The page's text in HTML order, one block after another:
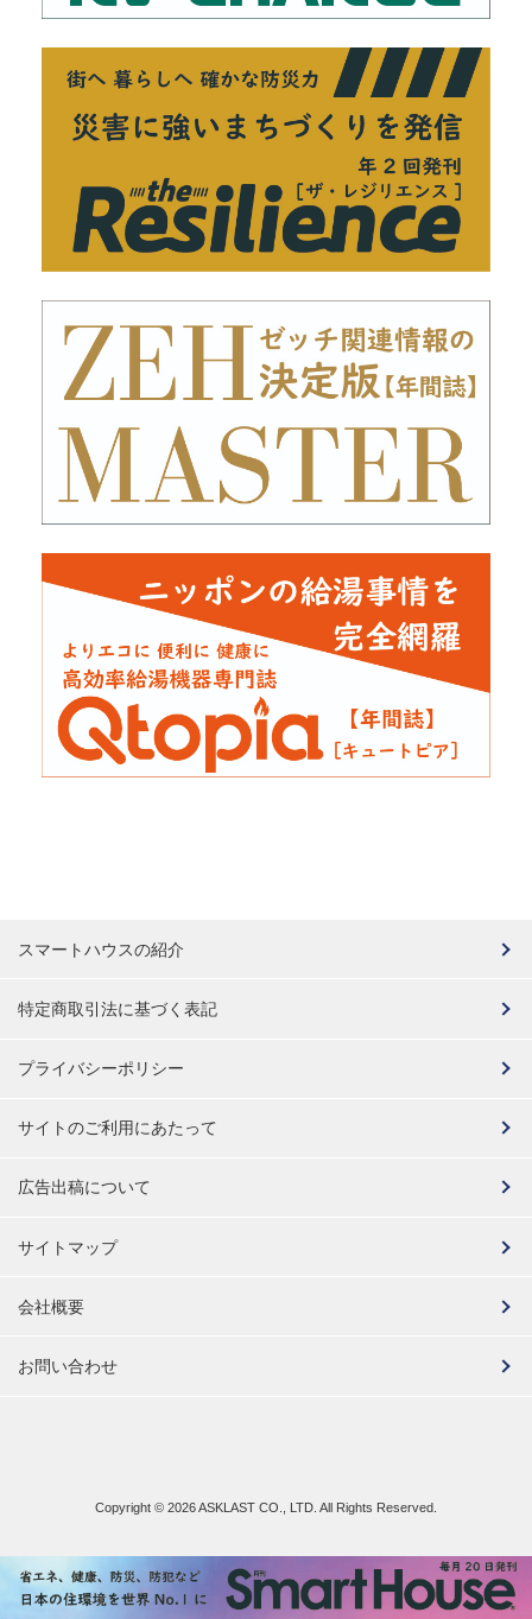
スマートハウスの紹介
特定商取引法に基づく表記
プライバシーポリシー
サイトのご利用にあたって
広告出稿について
サイトマップ
会社概要
お問い合わせ
Copyright © 2026 ASKLAST CO., LTD. All Rights Reserved.